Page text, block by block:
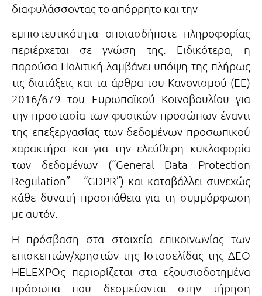
διαφυλάσσοντας το απόρρητο και την
εμπιστευτικότητα οποιασδήποτε πληροφορίας
περιέρχεται σε γνώση της. Ειδικότερα, η
παρούσα Πολιτική λαμβάνει υπόψη της πλήρως
τις διατάξεις και τα άρθρα του Κανονισμού (ΕΕ)
2016/679 του Ευρωπαϊκού Κοινοβουλίου για
την προστασία των φυσικών προσώπων έναντι
της επεξεργασίας των δεδομένων προσωπικού
χαρακτήρα και για την ελεύθερη κυκλοφορία
των δεδομένων (“General Data Protection
Regulation” – “GDPR”) και καταβάλλει συνεχώς
κάθε δυνατή προσπάθεια για τη συμμόρφωση
με αυτόν.
Η πρόσβαση στα στοιχεία επικοινωνίας των
επισκεπτών/χρηστών της Ιστοσελίδας της ΔΕΘ
HELEXPOς περιορίζεται στα εξουσιοδοτημένα
πρόσωπα που δεσμεύονται στην τήρηση